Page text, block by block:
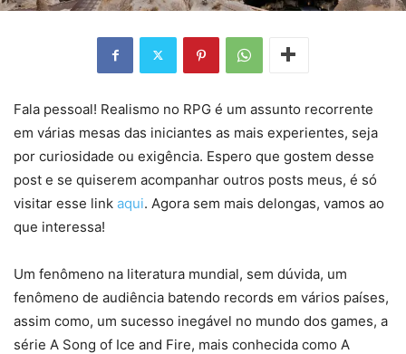
Fala pessoal! Realismo no RPG é um assunto recorrente
em várias mesas das iniciantes as mais experientes, seja
por curiosidade ou exigência. Espero que gostem desse
post e se quiserem acompanhar outros posts meus, é só
visitar esse link aqui. Agora sem mais delongas, vamos ao
que interessa!
Um fenômeno na literatura mundial, sem dúvida, um
fenômeno de audiência batendo records em vários países,
assim como, um sucesso inegável no mundo dos games, a
série A Song of Ice and Fire, mais conhecida como A